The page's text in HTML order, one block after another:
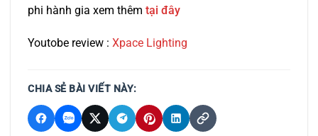
phi hành gia xem thêm tại đây
Youtobe review : Xpace Lighting
CHIA SẺ BÀI VIẾT NÀY: